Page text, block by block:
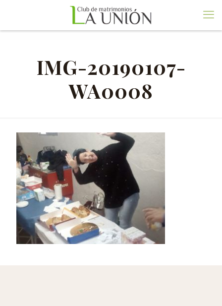
IMG-20190107-
WA0008